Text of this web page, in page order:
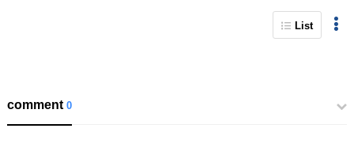
List
comment0